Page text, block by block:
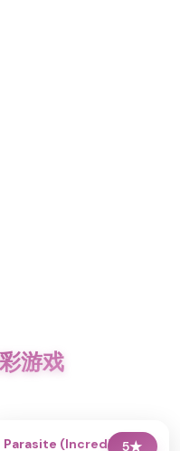
游戏
5★
Parasite (Incredibox